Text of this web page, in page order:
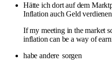
Hätte ich dort auf dem
Inflation auch Geld
If my meeting in the market
inflation can be a way of
habe andere sorgen